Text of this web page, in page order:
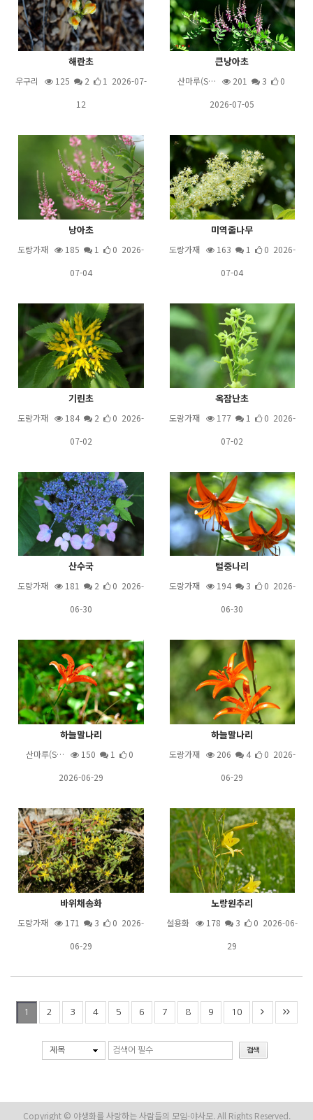
해란초
우구리 125 2
1 2026-07-
12
큰낭아초
산마루(S… 201 3
0
2026-07-05
낭아초
도랑가재 185 1
0 2026-
07-04
미역줄나무
도랑가재 163 1
0 2026-
07-04
기린초
도랑가재 184 2
0 2026-
07-02
옥잠난초
도랑가재 177 1
0 2026-
07-02
산수국
도랑가재 181 2
0 2026-
06-30
털중나리
도랑가재 194 3
0 2026-
06-30
하늘말나리
산마루(S… 150 1
0
2026-06-29
하늘말나리
도랑가재 206 4
0 2026-
06-29
바위채송화
도랑가재 171 3
0 2026-
06-29
노랑원추리
설용화 178 3
0 2026-06-
29
1 2 3 4 5 6 7 8 9 10
제목
Copyright © 야생화를 사랑하는 사람들의 모임-야사모. All Rights Reserved.